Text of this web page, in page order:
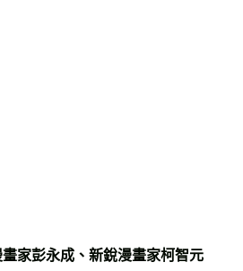
家彭永成、新銳漫畫家柯智元